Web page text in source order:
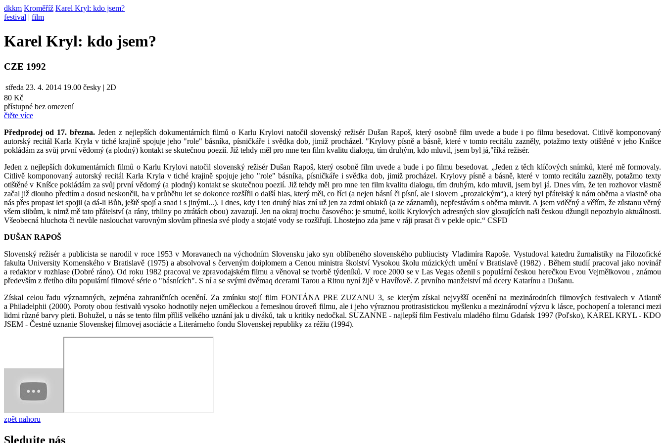
dkkm Kroměříž Karel Kryl: kdo jsem?
festival | film
Karel Kryl: kdo jsem?
CZE 1992
středa 23. 4. 2014 19.00 česky | 2D
80 Kč
přístupné bez omezení
čtěte více
Předprodej od 17. března.Jeden z nejlepších dokumentárních filmů o Karlu Krylovi natočil slovenský režisér Dušan Rapoš, který osobně film uvede a bude i po filmu besedovat. Citlivě komponovaný
autorský recitál Karla Kryla v tiché krajině spojuje jeho "role" básníka, písničkáře i svědka dob, jimiž procházel. "Krylovy písně a básně, které v tomto recitálu zazněly, potažmo texty otištěné v jeho Kníšce
pokládám za svůj první vědomý (a plodný) kontakt se skutečnou poezií. Již tehdy měl pro mne ten film kvalitu dialogu, tím druhým, kdo mluvil, jsem byl já,"říká režisér.
Jeden z nejlepších dokumentárních filmů o Karlu Krylovi natočil slovenský režisér Dušan Rapoš, který osobně film uvede a bude i po filmu besedovat. „Jeden z těch klíčových snímků, které mě formovaly.
Citlivě komponovaný autorský recitál Karla Kryla v tiché krajině spojuje jeho "role" básníka, písničkáře i svědka dob, jimiž procházel. Krylovy písně a básně, které v tomto recitálu zazněly, potažmo texty
otištěné v Kníšce pokládám za svůj první vědomý (a plodný) kontakt se skutečnou poezií. Již tehdy měl pro mne ten film kvalitu dialogu, tím druhým, kdo mluvil, jsem byl já. Dnes vím, že ten rozhovor vlastně
začal již dlouho předtím a dosud neskončil, ba v průběhu let se dokonce rozšířil o další hlas, který měl, co říci (a nejen básní či písní, ale i slovem „prozaickým“), a který byl přátelský k nám oběma a vlastně oba
nás přes propast let spojil (a dá-li Bůh, ještě spojí a snad i s jinými...). I dnes, kdy i ten druhý hlas zní už jen za zdmi oblaků (a ze záznamů), nepřestávám s oběma mluvit. A jsem vděčný a věřím, že zůstanu věrný
všem slibům, k nimž mě tato přátelství (a rány, trhliny po ztrátách obou) zavazují. Jen na okraj trochu časového: je smutné, kolik Krylových adresných slov glosujících naši českou džungli nepozbylo aktuálnosti.
Všeobecná hluchota či nevůle naslouchat varovným slovům přinesla své plody a stojaté vody se rozšiřují. Lhostejno zda jsme v ráji prasat či v pekle opic.“ CSFD
DUŠAN RAPOŠ
Slovenský režisér a publicista se narodil v roce 1953 v Moravanech na východním Slovensku jako syn oblíbeného slovenského publiucisty Vladimíra Rapoše. Vystudoval katedru žurnalistiky na Filozofické
fakulta University Komenského v Bratislavě (1975) a absolvoval s červeným doiplomem a Cenou ministra školství Vysokou školu múzických umění v Bratislavě (1982) . Během studií pracoval jako novinář
a redaktor v rozhlase (Dobré ráno). Od roku 1982 pracoval ve zpravodajském filmu a věnoval se tvorbě týdeníků. V roce 2000 se v Las Vegas oženil s populární českou herečkou Evou Vejmělkovou , známou
především z třetího dílu populární filmové série o "básnících". S ní a se svými dvěmaq dcerami Tarou a Ritou nyní žijě v Havířově. Z prvního manželství má dcery Katarínu a Dušanu.
Získal celou řadu významných, zejména zahraničních ocenění. Za zmínku stojí film FONTÁNA PRE ZUZANU 3, se kterým získal nejvyšší ocenění na mezinárodních filmových festivalech v Atlantě
a Philadelphii (2000). Poroty obou festivalů vysoko hodnotily nejen uměleckou a řemeslnou úroveň filmu, ale i jeho výraznou protirasistickou myšlenku a mezinárodní výzvu k lásce, pochopení a toleranci mezi
lidmi různé barvy pleti. Bohužel, u nás se tento film příliš velkého uznání jak u diváků, tak u kritiky nedočkal. SUZANNE - najlepší film Festivalu mladého filmu Gdańsk 1997 (Poľsko), KAREL KRYL - KDO
JSEM - Čestné uznanie Slovenskej filmovej asociácie a Literárneho fondu Slovenskej republiky za réžiu (1994).
zpět nahoru
Sledujte nás